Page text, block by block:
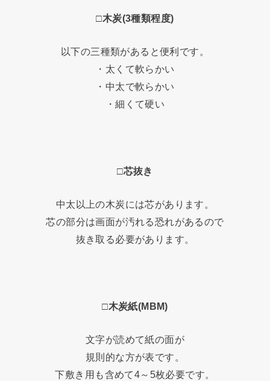
□木炭(3種類程度)
以下の三種類があると便利です。
・太くて軟らかい
・中太で軟らかい
・細くて硬い
□芯抜き
中太以上の木炭には芯があります。
芯の部分は画面が汚れる恐れがあるので
抜き取る必要があります。
□木炭紙(MBM)
文字が読めて紙の面が
規則的な方が表です。
下敷き用も含めて4～5枚必要です。